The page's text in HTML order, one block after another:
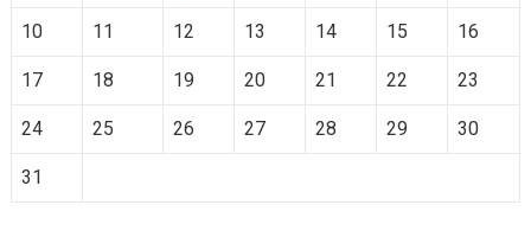
10 11 12 13 14 15 16
17 18 19 20 21 22 23
24 25 26 27 28 29 30
31